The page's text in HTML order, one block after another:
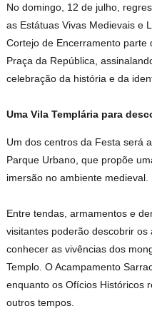
No domingo, 12 de julho,
as Estátuas Vivas Medievais e
Cortejo de Encerramento parte
Praça da República,
celebração da história e da
Uma Vila Templária para
Um dos centros da Festa será
Parque Urbano, que propõe
imersão no ambiente medieval.
Entre tendas, armamentos e
visitantes poderão descobrir
conhecer as vivências dos
Templo. O Acampamento
enquanto os Ofícios Históricos
outros tempos.